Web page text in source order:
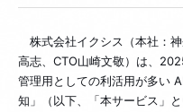
株式会社イクシス（本社：
高志、CTO山崎文敬）は、
管理用としての利活用が多い
知」（以下、「本サービス」